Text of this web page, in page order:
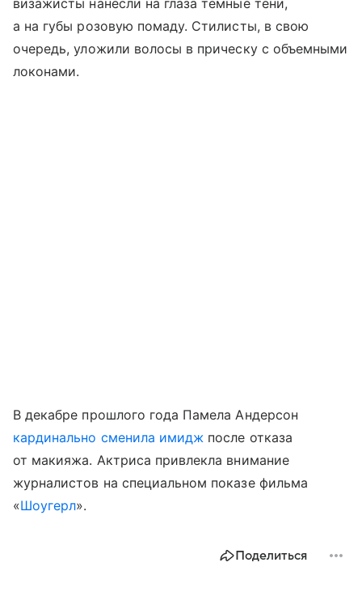
визажисты нанесли на глаза темные тени,
а на губы розовую помаду. Стилисты, в свою
очередь, уложили волосы в прическу с объемными
локонами.
В декабре прошлого года Памела Андерсон
кардинально сменила имидж после отказа
от макияжа. Актриса привлекла внимание
журналистов на специальном показе фильма
«Шоугерл».
Поделиться